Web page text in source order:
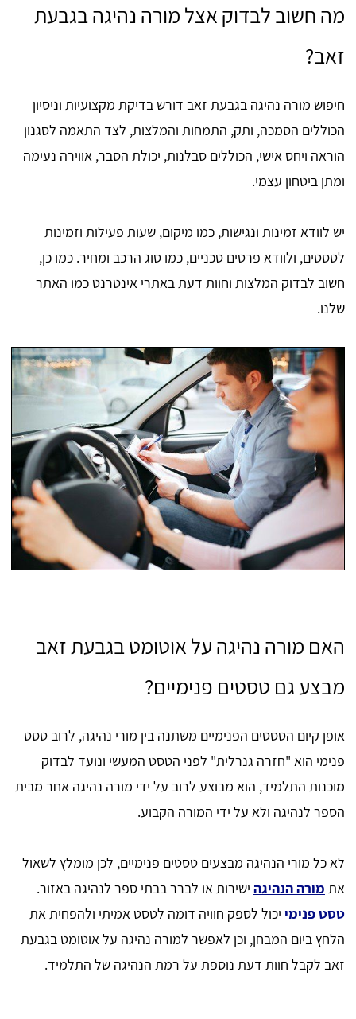
מה חשוב לבדוק אצל מורה נהיגה בגבעת
זאב?
חיפוש מורה נהיגה בגבעת זאב דורש בדיקת מקצועיות וניסיון
הכוללים הסמכה, ותק, התמחות והמלצות, לצד התאמה לסגנון
הוראה ויחס אישי, הכוללים סבלנות, יכולת הסבר, אווירה נעימה
ומתן ביטחון עצמי.
יש לוודא זמינות ונגישות, כמו מיקום, שעות פעילות וזמינות
לטסטים, ולוודא פרטים טכניים, כמו סוג הרכב ומחיר. כמו כן,
חשוב לבדוק המלצות וחוות דעת באתרי אינטרנט כמו האתר
שלנו.
האם מורה נהיגה על אוטומט בגבעת זאב
מבצע גם טסטים פנימיים?
אופן קיום הטסטים הפנימיים משתנה בין מורי נהיגה, לרוב טסט
פנימי הוא "חזרה גנרלית" לפני הטסט המעשי ונועד לבדוק
מוכנות התלמיד, הוא מבוצע לרוב על ידי מורה נהיגה אחר מבית
הספר לנהיגה ולא על ידי המורה הקבוע.
לא כל מורי הנהיגה מבצעים טסטים פנימיים, לכן מומלץ לשאול
את מורה הנהיגה ישירות או לברר בבתי ספר לנהיגה באזור.
טסט פנימי יכול לספק חוויה דומה לטסט אמיתי ולהפחית את
הלחץ ביום המבחן, וכן לאפשר למורה נהיגה על אוטומט בגבעת
זאב לקבל חוות דעת נוספת על רמת הנהיגה של התלמיד.